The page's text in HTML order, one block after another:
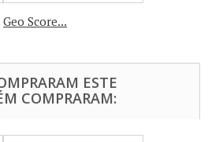
Geo Score...
ESTE
COMPRARAM: